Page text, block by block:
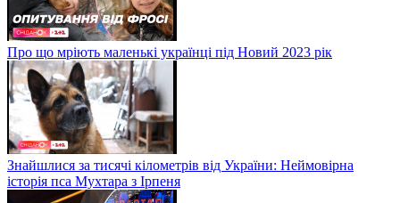
Про що мріють маленькі українці під Новий 2023 рік
Знайшлися за тисячі кілометрів від України: Неймовірна
історія пса Мухтара з Ірпеня